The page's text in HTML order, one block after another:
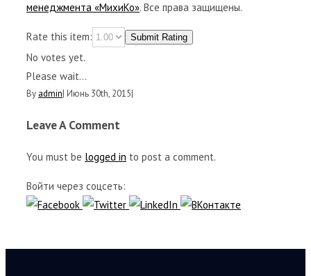
менеджмента «МихиКо». Все права защищены.
Rate this item: Submit Rating
No votes yet.
Please wait...
By admin| Июнь 30th, 2015|
Leave A Comment
You must be logged in to post a comment.
Войти через соцсеть: